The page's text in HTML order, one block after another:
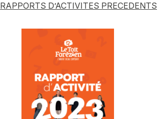
RAPPORTS D’ACTIVITES PRECEDENTS